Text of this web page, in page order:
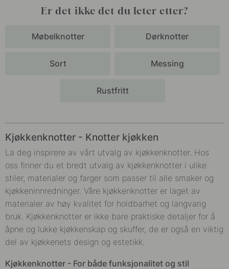
Er det ikke det du leter etter?
Møbelknotter Dørknotter
Sort Messing
Rustfritt
Kjøkkenknotter - Knotter kjøkken
La deg inspirere av vårt utvalg av kjøkkenknotter. Hos
oss finner du et bredt utvalg av kjøkkenknotter i ulike
stiler, materialer og farger som passer til alle smaker og
kjøkkeninnredninger. Våre kjøkkenknotter er laget av
materialer av høy kvalitet for holdbarhet og langvarig
bruk. Kjøkkenknotter er ikke bare praktiske detaljer for å
åpne og lukke kjøkkenskap og skuffer, de er også en viktig
del av kjøkkenets design og estetikk.
Kjøkkenknotter - For både funksjonalitet og stil